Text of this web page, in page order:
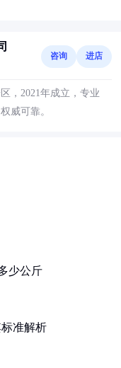
咨询 进店
，2021年成立，专业
威可靠。
少公斤
准解析